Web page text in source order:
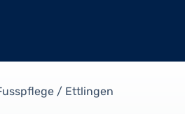
/ Ettlingen